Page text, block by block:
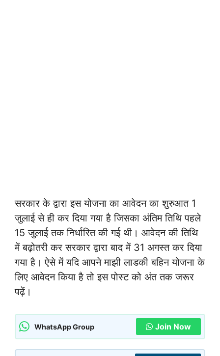
सरकार के द्वारा इस योजना का आवेदन का शुरुआत 1
जुलाई से ही कर दिया गया है जिसका अंतिम तिथि पहले
15 जुलाई तक निर्धारित की गई थी। आवेदन की तिथि
में बढ़ोतरी कर सरकार द्वारा बाद में 31 अगस्त कर दिया
गया है। ऐसे में यदि आपने माझी लाडकी बहिन योजना के
लिए आवेदन किया है तो इस पोस्ट को अंत तक जरूर
पढ़ें।
WhatsApp Group Join Now